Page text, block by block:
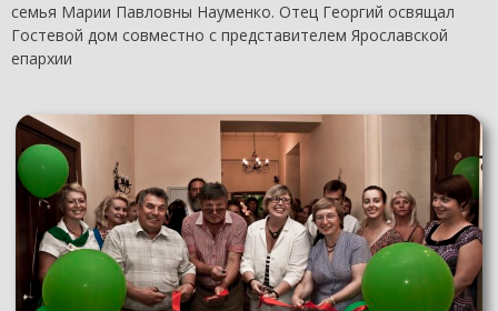
семья Марии Павловны Науменко. Отец Георгий освящал
Гостевой дом совместно с представителем Ярославской
епархии